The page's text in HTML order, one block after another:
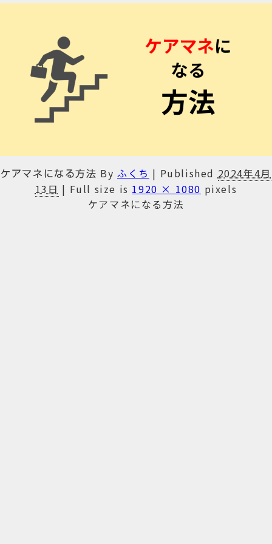
ケアマネになる方法 By ふくち | Published 2024年4月
13日 | Full size is 1920 × 1080 pixels
ケアマネになる方法